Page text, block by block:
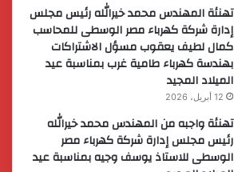
تهنئة المهندس محمد خيرالله رئيس مجلس
إدارة شركة كهرباء مصر الوسطى للمحاسب
كمال لطيف يعقوب مسؤل الاشتراكات
بهندسة كهرباء طامية غرب بمناسبة عيد
الميلاد المجيد
12 أبريل، 2026
تهنئة واجبه من المهندس محمد خيرالله
رئيس مجلس إدارة شركة كهرباء مصر
الوسطى للاستاذ يوسف وجيه بمناسبة عيد